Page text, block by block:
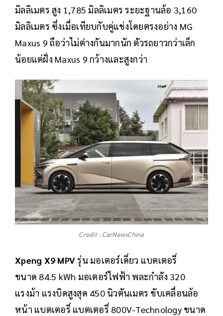
มิลลิเมตร สูง 1,785 มิลลิเมตร ระยะฐานล้อ 3,160
มิลลิเมตร ซึ่งเมื่อเทียบกับคู่แข่งโดยตรงอย่าง MG
Maxus 9 ถือว่าไม่ต่างกันมากนัก ตัวรถยาวกว่าเล็ก
น้อยแต่ฝั่ง Maxus 9 กว้างและสูงกว่า
Credit : CarNewsChina
Xpeng X9 MPVรุ่น มอเตอร์เดี่ยว แบตเตอรี่
ขนาด 84.5 kWh มอเตอร์ไฟฟ้า พละกำลัง 320
แรงม้า แรงบิดสูงสุด 450 นิวตันเมตร ขับเคลื่อนล้อ
หน้า แบตเตอรี่ แบตเตอรี่ 800V-Technology ขนาด